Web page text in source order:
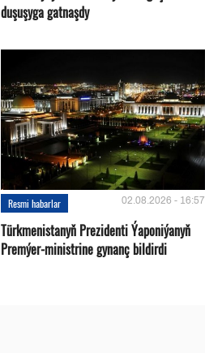
duşuşyga gatnaşdy
Resmi habarlar 02.08.2026 - 16:57
Türkmenistanyň Prezidenti Ýaponiýanyň
Premýer-ministrine gynanç bildirdi